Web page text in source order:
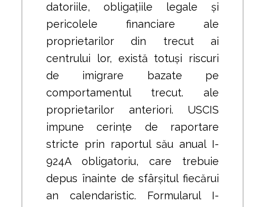
datoriile, obligațiile legale și
pericolele financiare ale
proprietarilor din trecut ai
centrului lor, există totuși riscuri
de imigrare bazate pe
comportamentul trecut. ale
proprietarilor anteriori. USCIS
impune cerințe de raportare
stricte prin raportul său anual I-
924A obligatoriu, care trebuie
depus înainte de sfârșitul fiecărui
an calendaristic. Formularul I-